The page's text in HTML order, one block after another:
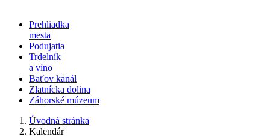
Prehliadka
mesta
Podujatia
Trdelník
a víno
Baťov kanál
Zlatnícka dolina
Záhorské múzeum
Úvodná stránka
Kalendár